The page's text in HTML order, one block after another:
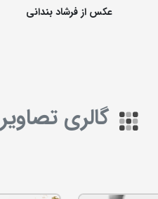
عکس از فرشاد بندانی
گالری تصاویر